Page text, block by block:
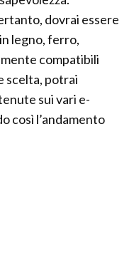
dovrai essere
legno, ferro,
compatibili
scelta, potrai
sui vari e-
così l’andamento